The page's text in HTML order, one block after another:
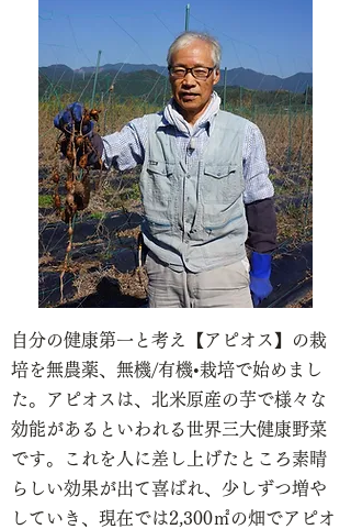
自分の健康第一と考え【アピオス】の栽
培を無農薬、無機/有機•栽培で始めまし
た。アピオスは、北米原産の芋で様々な
効能があるといわれる世界三大健康野菜
です。これを人に差し上げたところ素晴
らしい効果が出て喜ばれ、少しずつ増や
していき、現在では2,300㎡の畑でアピオ